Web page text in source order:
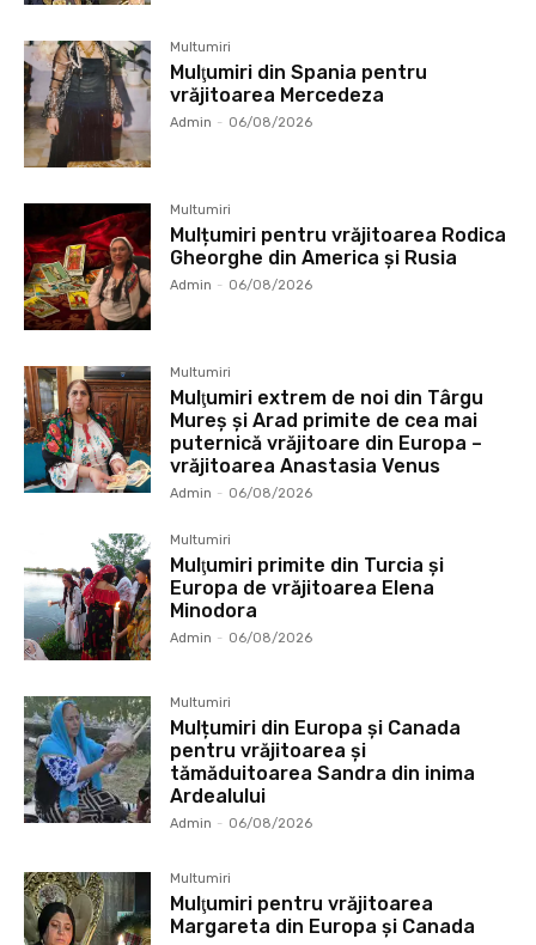
Multumiri
Mulţumiri din Spania pentru
vrăjitoarea Mercedeza
Admin - 06/08/2026
Multumiri
Mulțumiri pentru vrăjitoarea Rodica
Gheorghe din America și Rusia
Admin - 06/08/2026
Multumiri
Mulţumiri extrem de noi din Târgu
Mureș și Arad primite de cea mai
puternică vrăjitoare din Europa –
vrăjitoarea Anastasia Venus
Admin - 06/08/2026
Multumiri
Mulţumiri primite din Turcia și
Europa de vrăjitoarea Elena
Minodora
Admin - 06/08/2026
Multumiri
Mulțumiri din Europa și Canada
pentru vrăjitoarea și
tămăduitoarea Sandra din inima
Ardealului
Admin - 06/08/2026
Multumiri
Mulţumiri pentru vrăjitoarea
Margareta din Europa și Canada